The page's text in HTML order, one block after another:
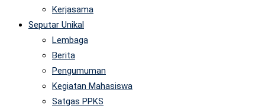
Kerjasama
Seputar Unikal
Lembaga
Berita
Pengumuman
Kegiatan Mahasiswa
Satgas PPKS